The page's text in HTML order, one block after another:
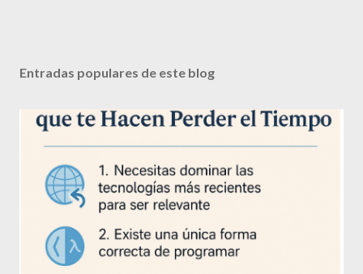
Entradas populares de este blog